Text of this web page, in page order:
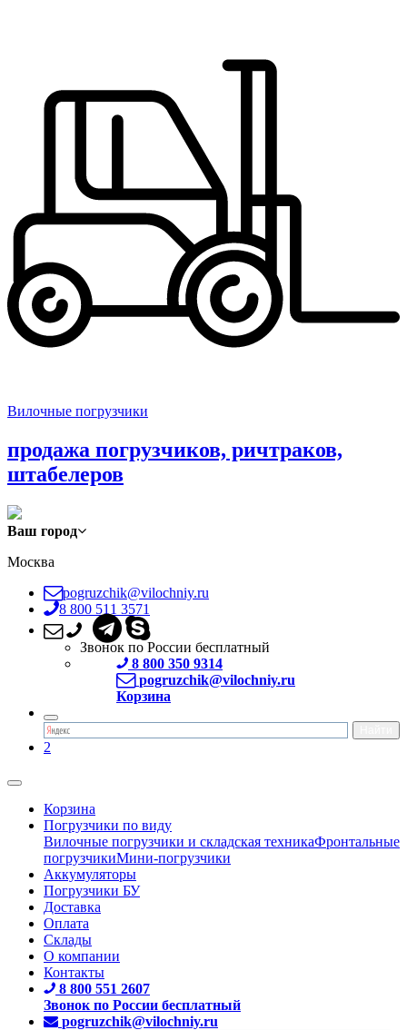
Вилочные погрузчики
продажа погрузчиков, ричтраков,
штабелеров
Ваш город
Москва
pogruzchik@vilochniy.ru
8 800 511 3571
Звонок по России бесплатный
8 800 350 9314
pogruzchik@vilochniy.ru
Корзина
2
Корзина
Погрузчики по виду
Вилочные погрузчики и складская техникаФронтальные
погрузчикиМини-погрузчики
Аккумуляторы
Погрузчики БУ
Доставка
Оплата
Склады
О компании
Контакты
8 800 551 2607
Звонок по России бесплатный
pogruzchik@vilochniy.ru